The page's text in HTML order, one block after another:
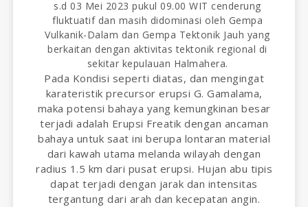
s.d 03 Mei 2023 pukul 09.00 WIT cenderung
fluktuatif dan masih didominasi oleh Gempa
Vulkanik-Dalam dan Gempa Tektonik Jauh yang
berkaitan dengan aktivitas tektonik regional di
sekitar kepulauan Halmahera.
Pada Kondisi seperti diatas, dan mengingat
karateristik precursor erupsi G. Gamalama,
maka potensi bahaya yang kemungkinan besar
terjadi adalah Erupsi Freatik dengan ancaman
bahaya untuk saat ini berupa lontaran material
dari kawah utama melanda wilayah dengan
radius 1.5 km dari pusat erupsi. Hujan abu tipis
dapat terjadi dengan jarak dan intensitas
tergantung dari arah dan kecepatan angin.